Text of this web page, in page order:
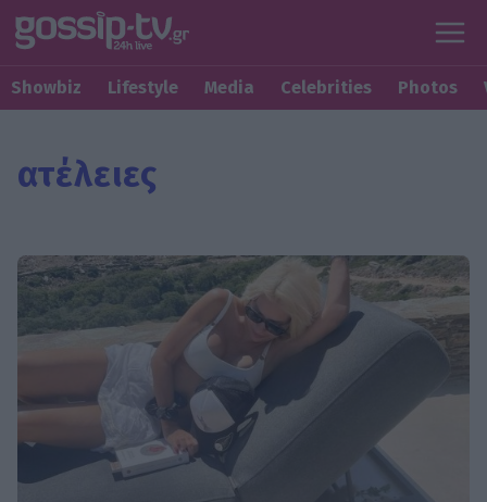
Showbiz Lifestyle Media Celebrities Photos
ατέλειες